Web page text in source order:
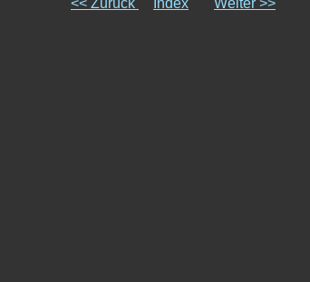
<< Zurück
Index Weiter >>